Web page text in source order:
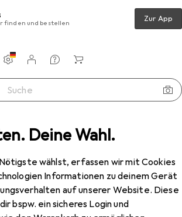
Deine Wahl.
Nötigste wählst, erfassen wir mit Cookies
Informationen zu deinem Gerät
auf unserer Website. Diese
bspw. ein sicheres Login und
finden und bestellen Zur App
Einstellungen
Kundenkonto
Vergleichslisten
Merklisten
Warenkorb
Global Messerset G-5814R
Global Messerset G-5814R
16 cm